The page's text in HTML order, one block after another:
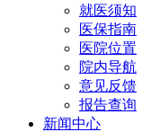
就医须知
医保指南
医院位置
院内导航
意见反馈
报告查询
新闻中心